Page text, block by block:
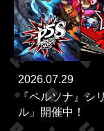
2026.07.29
『ペルソナ』シ
ル」開催中！